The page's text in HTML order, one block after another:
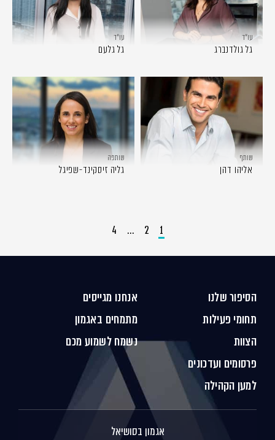
עו״ד
גל גולדנברג
עו״ד
גל גלעם
שותף
אליהו דהן
שותפה
גליה זיסקינד-שפיגל
1
2
…
4
הסיפור שלנו
תחומי פעילות
הצוות
פרסומים ועדכונים
למען הקהילה
אנחנו מגייסים
מתמחים באגמון
נשמח לשמוע מכם
אגמון בסושיאל